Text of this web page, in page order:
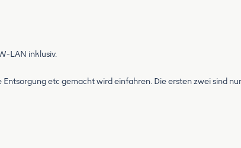
LAN inklusiv.
etc gemacht wird einfahren. Die ersten zwei sind